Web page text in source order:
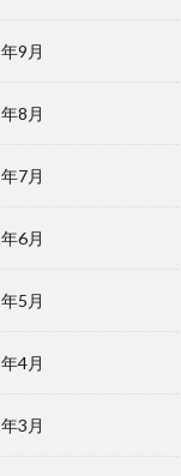
9月
8月
7月
6月
5月
4月
3月